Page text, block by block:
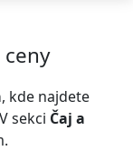
ceny
, kde najdete
sekci Čaj a